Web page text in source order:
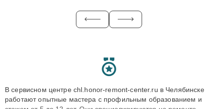
В сервисном центре chl.honor-remont-center.ru в Челябинске
работают опытные мастера с профильным образованием и